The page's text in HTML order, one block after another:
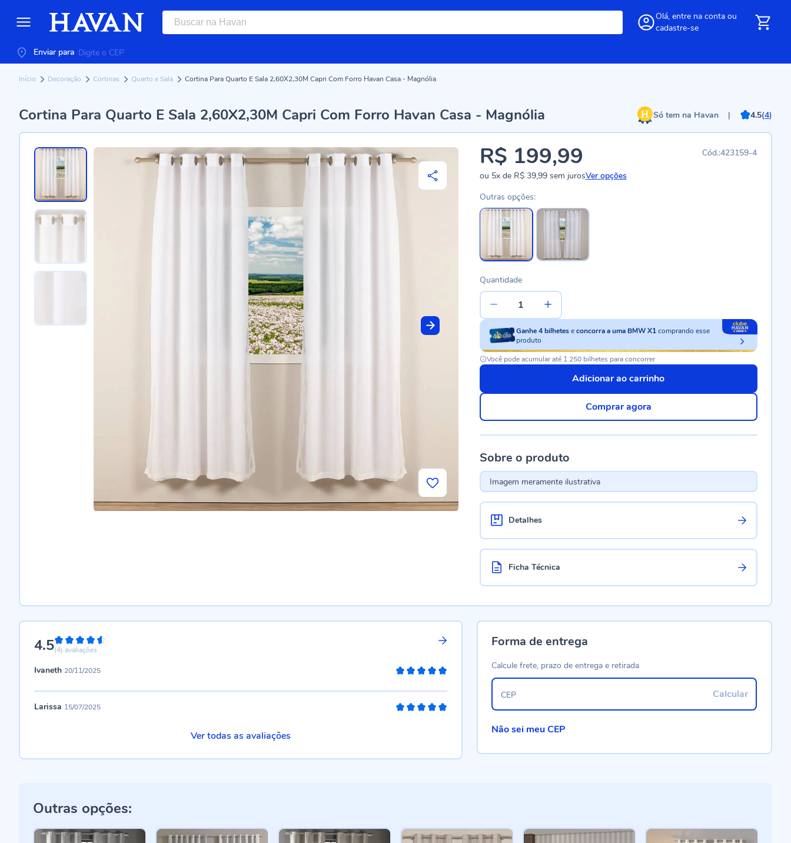
Olá, entre na conta ou
cadastre-se
Enviar para
Início Decoração Cortinas Quarto e Sala Cortina Para Quarto E Sala 2,60X2,30M Capri Com Forro Havan Casa - Magnólia
Cortina Para Quarto E Sala 2,60X2,30M Capri Com Forro Havan Casa - Magnólia Só tem na Havan | 4.5(4)
423159-4
R$ 199,99
ou 5xde R$ 39,99sem jurosVer opções
Outras opções:
Quantidade
Ganhe4 bilhetes econcorra a uma BMW X1comprando esse
produto
Você pode acumular até 1.250 bilhetes para concorrer
Adicionar ao carrinho
Comprar agora
Sobre o produto
Imagem meramente ilustrativa
Detalhes
Ficha Técnica
4.590%
(4) avaliações
Ivaneth 20/11/2025
Larissa 15/07/2025
Ver todas as avaliações
Forma de entrega
Calcule frete, prazo de entrega e retirada
Calcular
CEP
Não sei meu CEP
Outras opções: